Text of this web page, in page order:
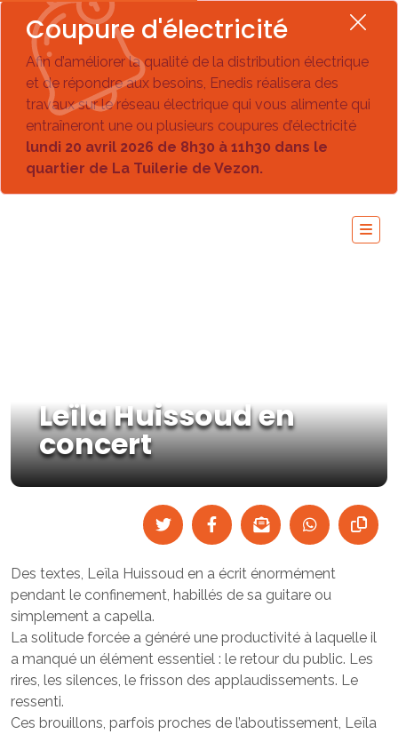
Coupure d'électricité
Afin d’améliorer la qualité de la distribution électrique
et de répondre aux besoins, Enedis réalisera des
travaux sur le réseau électrique qui vous alimente qui
entraîneront une ou plusieurs coupures d’électricité
lundi 20 avril 2026 de 8h30 à 11h30 dans le
quartier de La Tuilerie de Vezon.
Leïla Huissoud en
concert
Des textes, Leïla Huissoud en a écrit énormément
pendant le confinement, habillés de sa guitare ou
simplement a capella.
La solitude forcée a généré une productivité à laquelle il
a manqué un élément essentiel : le retour du public. Les
rires, les silences, le frisson des applaudissements. Le
ressenti.
Ces brouillons, parfois proches de l’aboutissement, Leïla